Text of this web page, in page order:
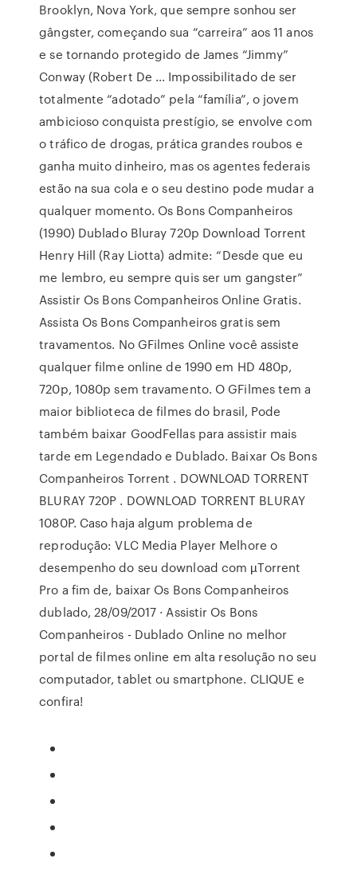
Brooklyn, Nova York, que sempre sonhou ser
gângster, começando sua “carreira” aos 11 anos
e se tornando protegido de James “Jimmy”
Conway (Robert De … Impossibilitado de ser
totalmente “adotado” pela “família”, o jovem
ambicioso conquista prestígio, se envolve com
o tráfico de drogas, prática grandes roubos e
ganha muito dinheiro, mas os agentes federais
estão na sua cola e o seu destino pode mudar a
qualquer momento. Os Bons Companheiros
(1990) Dublado Bluray 720p Download Torrent
Henry Hill (Ray Liotta) admite: “Desde que eu
me lembro, eu sempre quis ser um gangster”
Assistir Os Bons Companheiros Online Gratis.
Assista Os Bons Companheiros gratis sem
travamentos. No GFilmes Online você assiste
qualquer filme online de 1990 em HD 480p,
720p, 1080p sem travamento. O GFilmes tem a
maior biblioteca de filmes do brasil, Pode
também baixar GoodFellas para assistir mais
tarde em Legendado e Dublado. Baixar Os Bons
Companheiros Torrent . DOWNLOAD TORRENT
BLURAY 720P . DOWNLOAD TORRENT BLURAY
1080P. Caso haja algum problema de
reprodução: VLC Media Player Melhore o
desempenho do seu download com µTorrent
Pro a fim de, baixar Os Bons Companheiros
dublado, 28/09/2017 · Assistir Os Bons
Companheiros - Dublado Online no melhor
portal de filmes online em alta resolução no seu
computador, tablet ou smartphone. CLIQUE e
confira!